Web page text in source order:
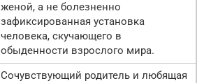
женой, а не болезненно
зафиксированная установка
человека, скучающего в
обыденности взрослого мира.
Сочувствующий родитель и любящая